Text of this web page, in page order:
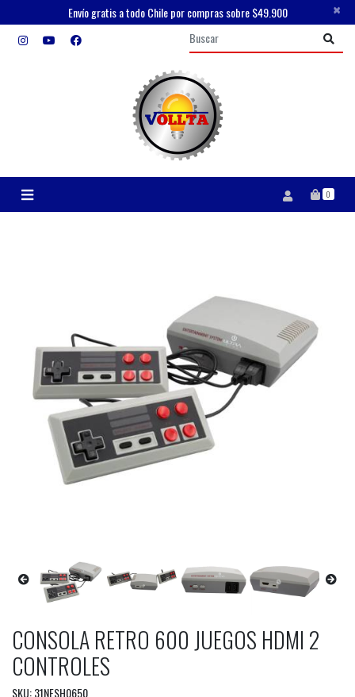
Envío gratis a todo Chile por compras sobre $49.900 ×
0
CONSOLA RETRO 600 JUEGOS HDMI 2
CONTROLES
SKU: 31NESH0650